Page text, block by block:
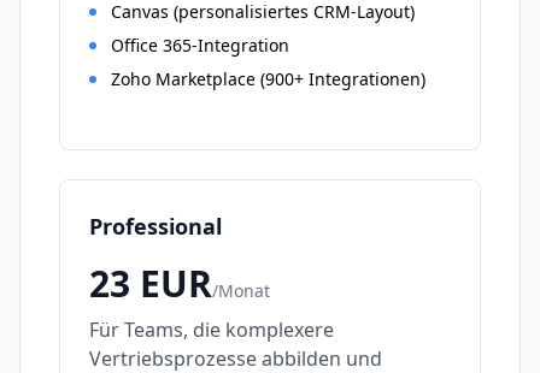
Canvas (personalisiertes CRM-Layout)
Office 365-Integration
Zoho Marketplace (900+ Integrationen)
Professional
23 EUR/Monat
Für Teams, die komplexere
Vertriebsprozesse abbilden und